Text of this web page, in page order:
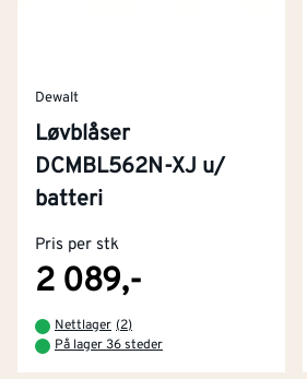
Dewalt
Løvblåser
DCMBL562N-XJ u/
batteri
Pris per stk
2 089,-
Nettlager (2)
På lager 36 steder
Kjøpsbetingelser
Kontakt oss
Tjenester
Montér Klubb
Om Montér
Byggevarehus og åpningstider
Prismatch